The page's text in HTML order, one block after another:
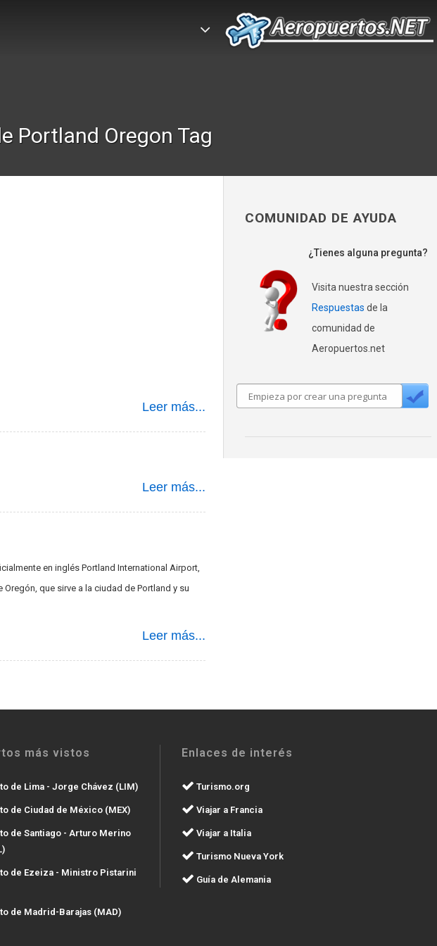
Portland Oregon Tag
Leer más...
Leer más...
en inglés Portland International Airport,
que sirve a la ciudad de Portland y su
Leer más...
COMUNIDAD DE AYUDA
¿Tienes alguna pregunta?
Visita nuestra sección
Respuestas de la
comunidad de
Aeropuertos.net
más vistos
de Lima - Jorge Chávez (LIM)
de Ciudad de México (MEX)
de Santiago - Arturo Merino
de Ezeiza - Ministro Pistarini
de Madrid-Barajas (MAD)
Enlaces de interés
Turismo.org
Viajar a Francia
Viajar a Italia
Turismo Nueva York
Guía de Alemania